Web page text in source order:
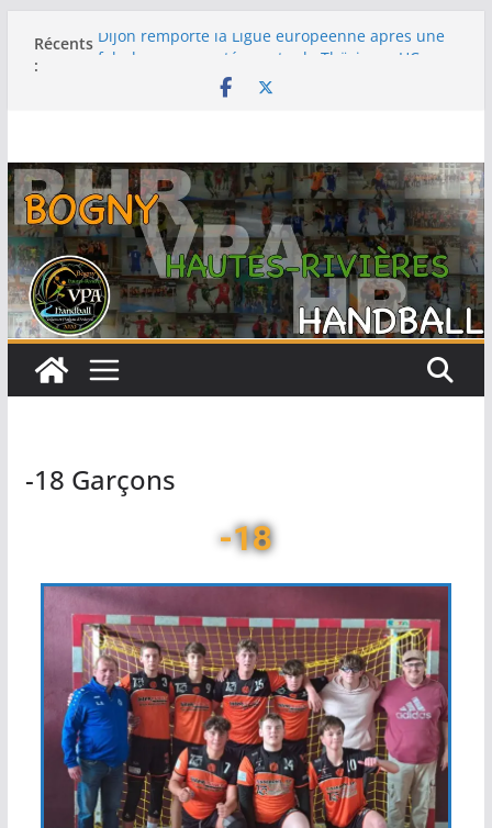
Récents
:
Dijon remporte la Ligue européenne après une
au terme d’une finale maîtrisée face au Füchse
Berlin
Metz remporte la Ligue des champions pour la
première fois après un exploit contre le tenant
du titre Györ
Filière féminine : les -18 championnes, les SF1
sur le podium, -15 et -13 quatrièmes
-18 Garçons
-18